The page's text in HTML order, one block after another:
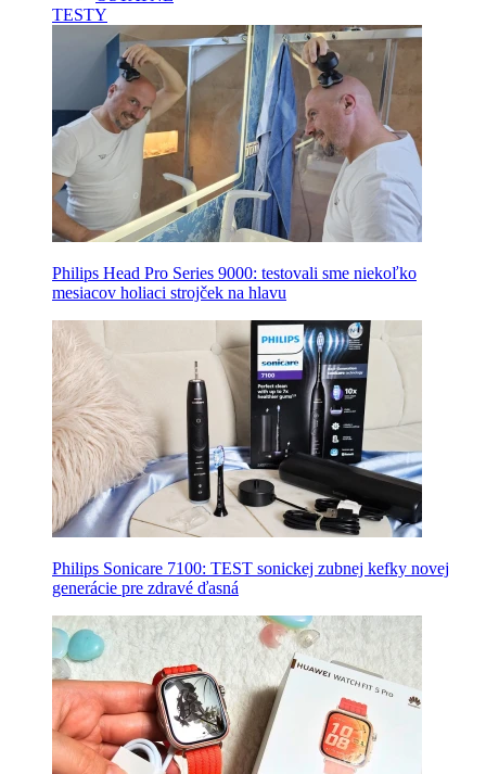
TESTY
Philips Head Pro Series 9000: testovali sme niekoľko
mesiacov holiaci strojček na hlavu
Philips Sonicare 7100: TEST sonickej zubnej kefky novej
generácie pre zdravé ďasná